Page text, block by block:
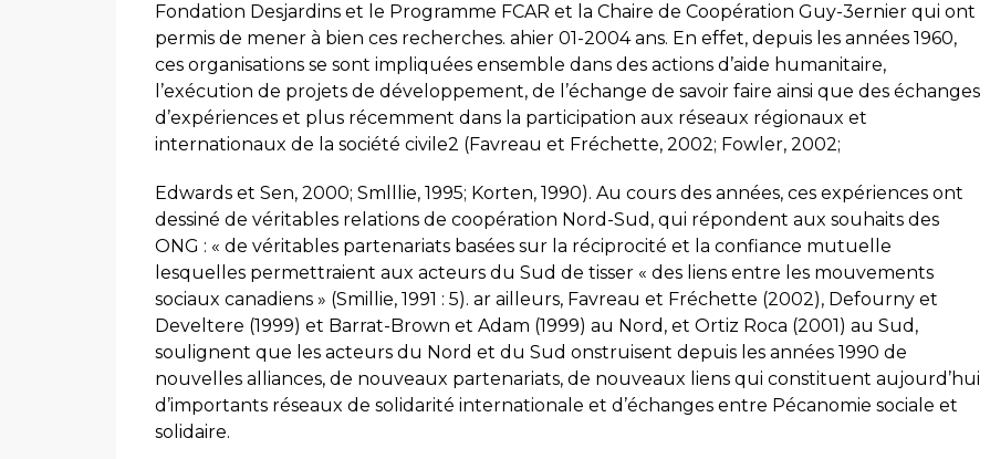
Fondation Desjardins et le Programme FCAR et la Chaire de Coopération Guy-3ernier qui ont
permis de mener à bien ces recherches. ahier 01-2004 ans. En effet, depuis les années 1960,
ces organisations se sont impliquées ensemble dans des actions d’aide humanitaire,
l’exécution de projets de développement, de l’échange de savoir faire ainsi que des échanges
d’expériences et plus récemment dans la participation aux réseaux régionaux et
internationaux de la société civile2 (Favreau et Fréchette, 2002; Fowler, 2002;
Edwards et Sen, 2000; Smlllie, 1995; Korten, 1990). Au cours des années, ces expériences ont
dessiné de véritables relations de coopération Nord-Sud, qui répondent aux souhaits des
ONG : « de véritables partenariats basées sur la réciprocité et la confiance mutuelle
lesquelles permettraient aux acteurs du Sud de tisser « des liens entre les mouvements
sociaux canadiens » (Smillie, 1991 : 5). ar ailleurs, Favreau et Fréchette (2002), Defourny et
Develtere (1999) et Barrat-Brown et Adam (1999) au Nord, et Ortiz Roca (2001) au Sud,
soulignent que les acteurs du Nord et du Sud onstruisent depuis les années 1990 de
nouvelles alliances, de nouveaux partenariats, de nouveaux liens qui constituent aujourd’hui
d’importants réseaux de solidarité internationale et d’échanges entre Pécanomie sociale et
solidaire.